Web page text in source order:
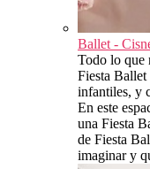
Ballet -
Todo lo que
Fiesta Ballet
infantiles, y
En este
una Fiesta
de Fiesta
imaginar y